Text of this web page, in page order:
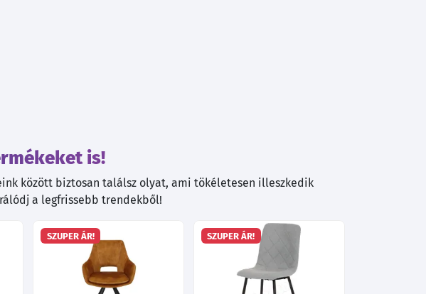
is!
között biztosan találsz olyat, ami tökéletesen illeszkedik
a legfrissebb trendekből!
SZUPER ÁR! SZUPER ÁR!